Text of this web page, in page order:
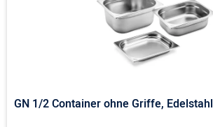
GN 1/2 Container ohne Griffe, Edelstahl